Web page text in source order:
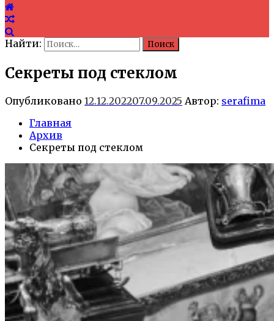
Найти:
Секреты под стеклом
Опубликовано 12.12.202207.09.2025 Автор: serafima
Главная
Архив
Секреты под стеклом